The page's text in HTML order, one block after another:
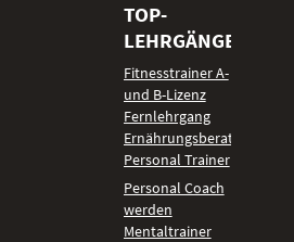
TOP-
LEHRGÄNGE
Fitnesstrainer A-
und B-Lizenz
Fernlehrgang
Ernährungsberater
Personal Trainer
Personal Coach
werden
Mentaltrainer